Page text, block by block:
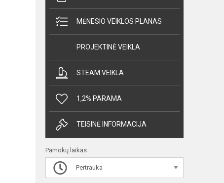
MĖNESIO VEIKLOS PLANAS
PROJEKTINĖ VEIKLA
STEAM VEIKLA
1,2% PARAMA
TEISINĖ INFORMACIJA
Pamokų laikas
Pertrauka